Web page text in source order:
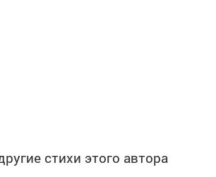
стихи этого автора